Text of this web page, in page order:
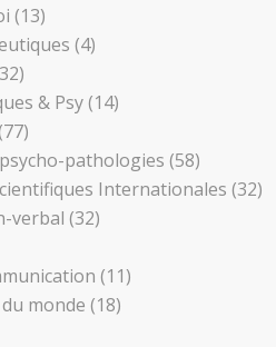
(13)
(4)
& Psy(14)
pathologies (58)
Internationales (32)
verbal (32)
(11)
monde (18)